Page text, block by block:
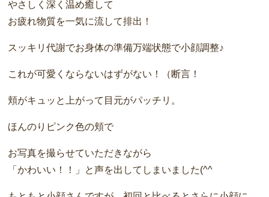
やさしく深く温め癒して
お疲れ物質を一気に流して排出！
スッキリ代謝でお身体の準備万端状態で小顔調整♪
これが可愛くならないはずがない！（断言！
頬がキュッと上がって目元がパッチリ。
ほんのりピンク色の頬で
お写真を撮らせていただきながら
「かわいい！！」と声を出してしまいました(^^